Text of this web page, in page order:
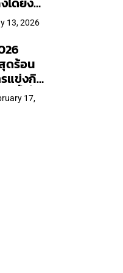
ยจัดมา
13, 2026
ดร้อน
แข่งกิน
นี้ ที่โรง
าลัยฯ
17,